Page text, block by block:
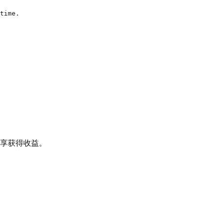
获得收益。